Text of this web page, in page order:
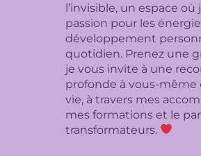
l’invisible, un espace
passion pour les
développement
quotidien. Prenez une
je vous invite à une
profonde à vous-même
vie, à travers mes
mes formations et le
transformateurs.